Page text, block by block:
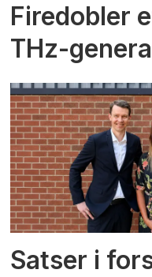
Firedobler
THz-
Satser i